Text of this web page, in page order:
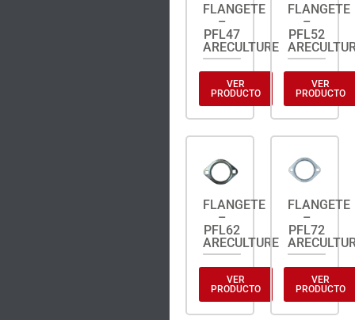
FLANGETE
–
PFL47
ARECULTURE
VER
PRODUCTO
FLANGETE
–
PFL52
VER
PRODUCTO
FLANGETE
–
PFL62
ARECULTURE
VER
PRODUCTO
FLANGETE
–
PFL72
VER
PRODUCTO